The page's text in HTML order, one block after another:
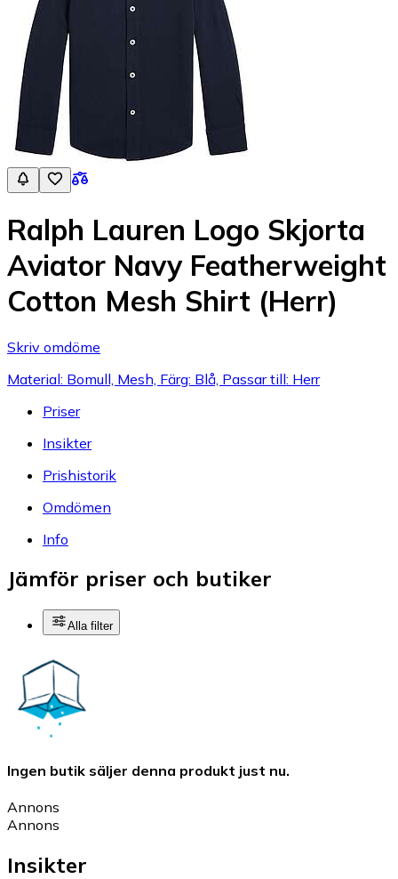
Ralph Lauren Logo Skjorta
Aviator Navy Featherweight
Cotton Mesh Shirt (Herr)
Skriv omdöme
Material: Bomull, Mesh, Färg: Blå, Passar till: Herr
Priser
Insikter
Prishistorik
Omdömen
Info
Jämför priser och butiker
Alla filter
Ingen butik säljer denna produkt just nu.
Annons
Annons
Insikter